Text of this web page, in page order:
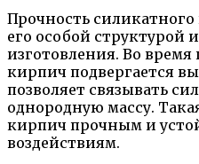
Прочность
его особой структурой
изготовления. Во время
кирпич подвергается
позволяет связывать
однородную массу.
кирпич прочным и
воздействиям.